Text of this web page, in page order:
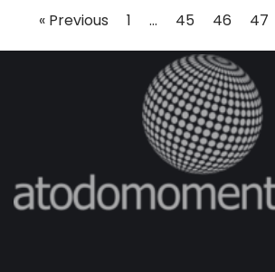
« Previous 1 … 45 46 47